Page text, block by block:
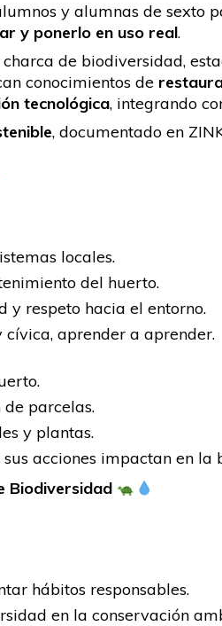
y alumnas de sexto
y ponerlo en uso real.
de biodiversidad,
conocimientos de
tecnológica, integrando
, documentado en
locales.
del huerto.
y respeto hacia el entorno.
cívica, aprender a aprender.
parcelas.
y plantas.
acciones impactan en
Biodiversidad
hábitos responsables.
en la conservación